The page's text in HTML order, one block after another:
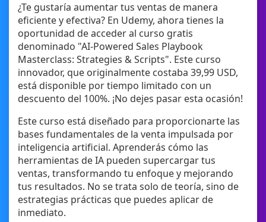
¿Te gustaría aumentar tus ventas de manera
eficiente y efectiva? En Udemy, ahora tienes la
oportunidad de acceder al curso gratis
denominado "AI-Powered Sales Playbook
Masterclass: Strategies & Scripts". Este curso
innovador, que originalmente costaba 39,99 USD,
está disponible por tiempo limitado con un
descuento del 100%. ¡No dejes pasar esta ocasión!
Este curso está diseñado para proporcionarte las
bases fundamentales de la venta impulsada por
inteligencia artificial. Aprenderás cómo las
herramientas de IA pueden supercargar tus
ventas, transformando tu enfoque y mejorando
tus resultados. No se trata solo de teoría, sino de
estrategias prácticas que puedes aplicar de
inmediato.